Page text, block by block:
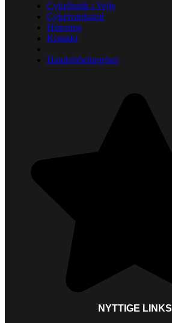
Cykelbutik i Vejle
Cykelværksted
Historien
Kontakt
Handelsbetingelser
NYTTIGE LINKS